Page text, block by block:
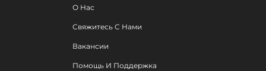
О Нас
Свяжитесь С Нами
Вакансии
Помощь И Поддержка